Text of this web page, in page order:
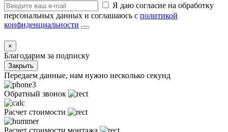
Я даю согласие на обработку
персональных данных и соглашаюсь с политикой
конфиденциальности
×
Благодарим за подписку
Закрыть
Передаем данные, нам нужно несколько секунд
Обратный звонок
Расчет стоимости